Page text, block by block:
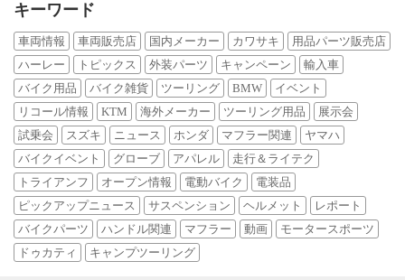
キーワード
車両情報 車両販売店 国内メーカー カワサキ
用品パーツ販売店
ハーレー
トピックス 外装パーツ キャンペーン
輸入車
バイク用品
バイク雑貨 ツーリング BMW
イベント
リコール情報
KTM 海外メーカー ツーリング用品
展示会
試乗会
スズキ ニュース ホンダ マフラー関連
ヤマハ
バイクイベント
グローブ アパレル
走行＆ライテク
トライアンフ
オープン情報 電動バイク
電装品
ピックアップニュース
サスペンション ヘルメット
レポート
バイクパーツ
ハンドル関連 マフラー 動画
モータースポーツ
ドゥカティ
キャンプツーリング